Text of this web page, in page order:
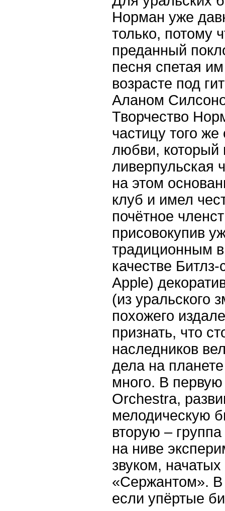
Норман уже
только, потому
преданный
песня спетая
возрасте под
Аланом
Творчество
частицу того
любви, который
ливерпульская
на этом
клуб и имел
почётное
присовокупив
традиционным в
качестве
Apple)
(из уральского
похожего
признать, что
наследников
дела на
много. В
Orchestra,
мелодическую
вторую –
на ниве
звуком,
«Сержантом». В
если упёртые